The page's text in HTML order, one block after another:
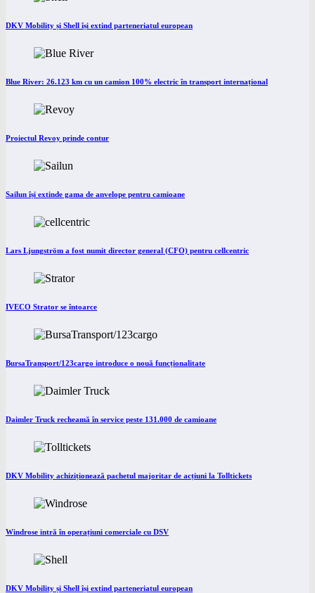
DKV Mobility și Shell își extind parteneriatul european
Blue River: 26.123 km cu un camion 100% electric în transport internațional
Proiectul Revoy prinde contur
Sailun își extinde gama de anvelope pentru camioane
Lars Ljungström a fost numit director general (CFO) pentru cellcentric
IVECO Strator se întoarce
BursaTransport/123cargo introduce o nouă funcționalitate
Daimler Truck recheamă în service peste 131.000 de camioane
DKV Mobility achiziționează pachetul majoritar de acțiuni la Tolltickets
Windrose intră în operațiuni comerciale cu DSV
DKV Mobility și Shell își extind parteneriatul european